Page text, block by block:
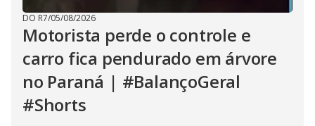
DO R7/05/08/2026
Motorista perde o controle e
carro fica pendurado em árvore
no Paraná | #BalançoGeral
#Shorts